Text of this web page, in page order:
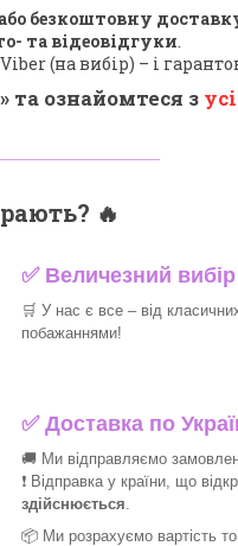
безкоштовну
та відеовідгуки.
(на вибір) – і
» та ознайомтеся з
🔥
✅ Величезний вибір
🛒 У нас є все – від
побажаннями!​
✅Доставка по
🚚 Ми відправляємо
❗ Відправка у країни, що
здійснюється
📦 Ми розрахуємо вартість